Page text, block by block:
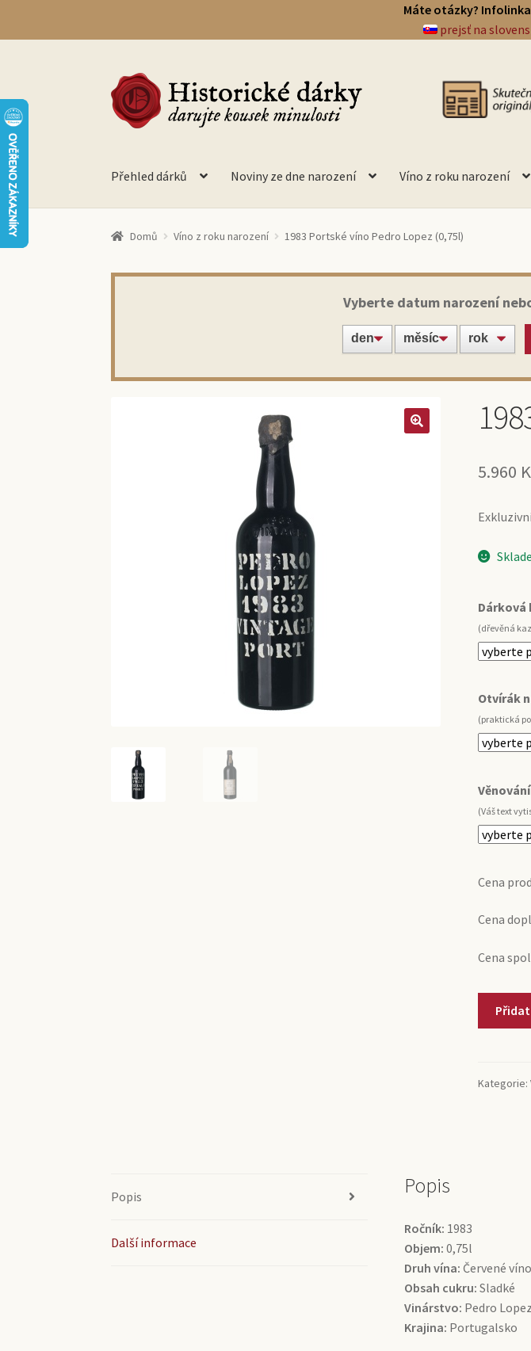
Máte otázky? Infolinka
prejsť na
Přeskočit
na
navigaci
Přejít
k
obsahu
Přehled dárků Noviny ze dne narození Víno z roku narození
Domů Víno z roku narození 1983 Portské víno Pedro Lopez (0,75l)
Vyberte datum narození
5.960
Dárková
(dřevěná
Otvírák
(praktická
Věnování
(Váš text
Cena
Cena
Cena
Lopez
Kategorie:
Popis
Další informace
Popis
Ročník: 1983
Objem: 0,75l
Druh vína: Červené víno
Obsah cukru: Sladké
Vinárstvo: Pedro Lopez
Krajina: Portugalsko